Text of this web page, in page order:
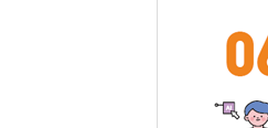
알아두기·제미나